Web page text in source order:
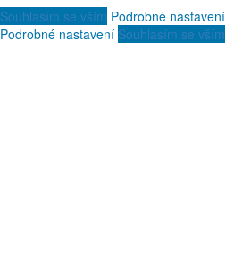
Souhlasím se vším Podrobné nastavení
Podrobné nastavení Souhlasím se vším